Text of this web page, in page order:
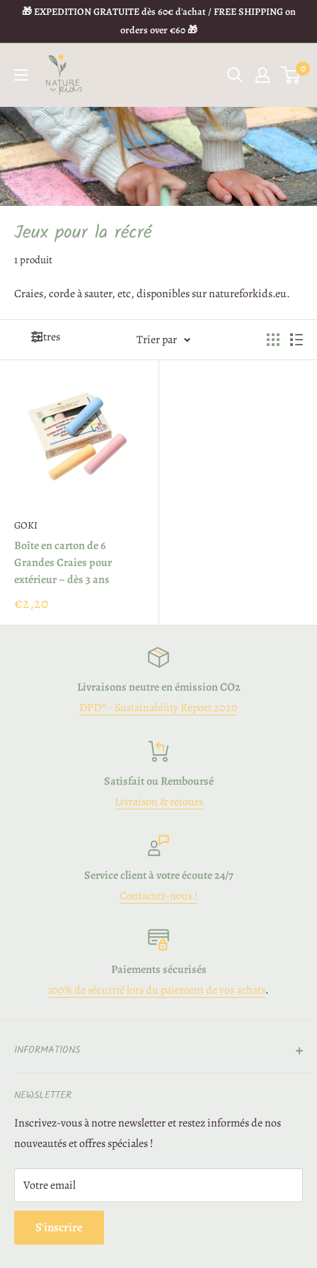
🎁 EXPEDITION GRATUITE dès 60€ d'achat / FREE SHIPPING on
orders over €60 🎁
0
Jeux pour la récré
1 produit
Craies, corde à sauter, etc,disponibles sur natureforkids.eu.
Filtres Trier par
GOKI
Boîte en carton de 6
Grandes Craies pour
extérieur – dès 3 ans
€2,20
Livraisons neutre en émission CO2
DPD® - Sustainability Report 2020
Satisfait ou Remboursé
Livraison & retours
Service client à votre écoute 24/7
Contactez-nous !
Paiements sécurisés
100% de sécurité lors du paiement de vos achats.
INFORMATIONS
À propos de nous
Livraisons et retours
Paiement sécurisé
Mentions légales
Fidélité
Conditions générales de vente
Politique de confidentialité
NEWSLETTER
Inscrivez-vous à notre newsletter et restez informés de nos
nouveautés et offres spéciales !
Votre email
S'inscrire